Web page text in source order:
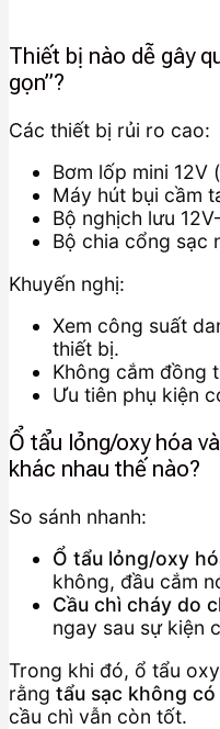
Thiết bị nào dễ gây
gọn”?
Các thiết bị rủi ro cao:
Bơm lốp mini 12V
Máy hút bụi cầm
Bộ nghịch lưu
Bộ chia cổng sạc
Khuyến nghị:
Xem công suất
thiết bị.
Không cắm đồng
Ưu tiên phụ kiện
Ổ tẩu lỏng/oxy hóa
khác nhau thế nào?
So sánh nhanh:
Ổ tẩu lỏng/oxy
không, đầu cắm
Cầu chì cháy do
ngay sau sự kiện
Trong khi đó, ổ tẩu
rằng tẩu sạc không có
cầu chì vẫn còn tốt.